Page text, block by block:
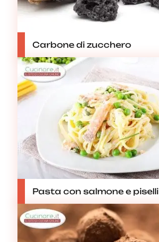
Carbone di zucchero
Pasta con salmone e piselli